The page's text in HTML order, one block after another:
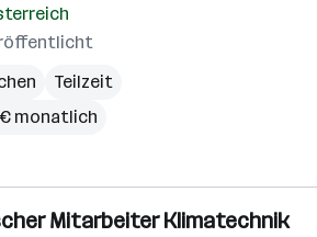
Teilzeit
€ monatlich
Mitarbeiter Klimatechnik